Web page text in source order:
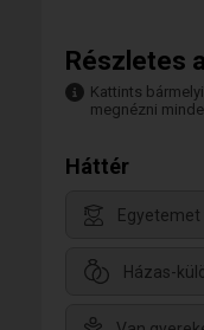
Részletes
Kattints
megnézni
Háttér
Házas-